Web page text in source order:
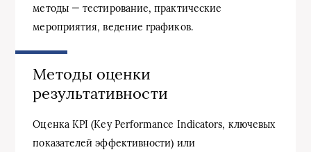
методы — тестирование, практические
мероприятия, ведение графиков.
Методы оценки
результативности
Оценка KPI (Key Performance Indicators, ключевых
показателей эффективности) или